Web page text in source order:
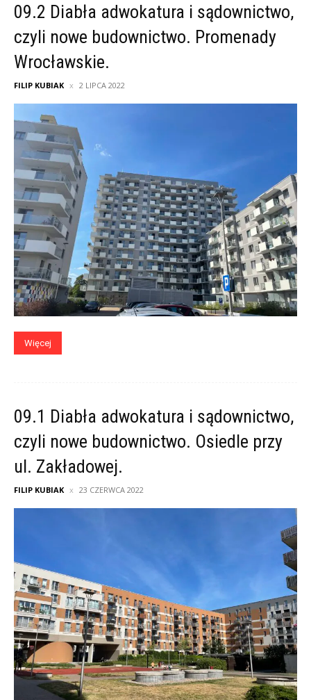
09.2 Diabła adwokatura i sądownictwo,
czyli nowe budownictwo. Promenady
Wrocławskie.
FILIP KUBIAK 2 LIPCA 2022
Więcej
09.1 Diabła adwokatura i sądownictwo,
czyli nowe budownictwo. Osiedle przy
ul. Zakładowej.
FILIP KUBIAK 23 CZERWCA 2022